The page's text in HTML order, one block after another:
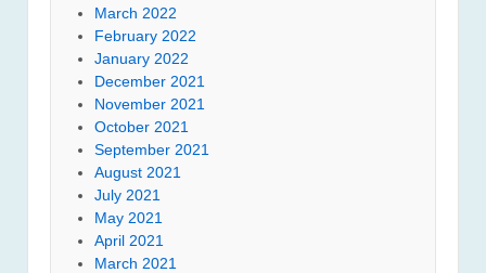
March 2022
February 2022
January 2022
December 2021
November 2021
October 2021
September 2021
August 2021
July 2021
May 2021
April 2021
March 2021